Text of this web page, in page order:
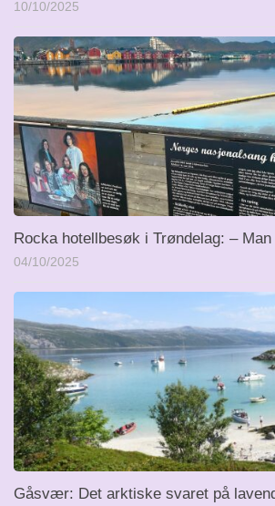
10/10/2025
Rocka hotellbesøk i Trøndelag: –
04/10/2025
Gåsvær: Det arktiske svaret på